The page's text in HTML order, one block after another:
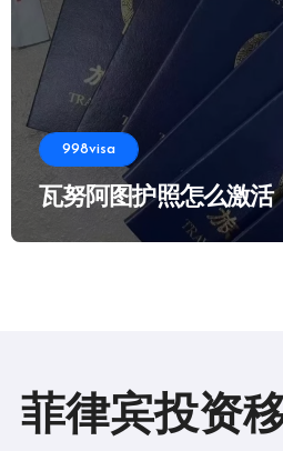
998visa
瓦努阿图护照怎么激活
菲律宾投资